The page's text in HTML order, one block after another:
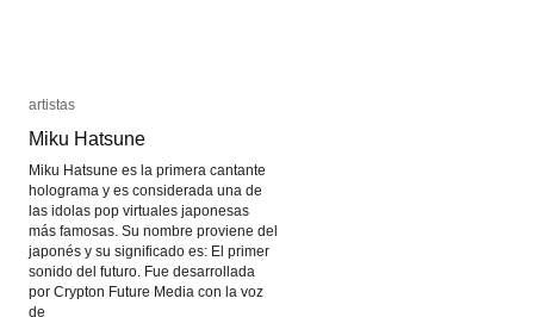
artistas
Miku Hatsune
Miku Hatsune es la primera cantante
holograma y es considerada una de
las idolas pop virtuales japonesas
más famosas. Su nombre proviene del
japonés y su significado es: El primer
sonido del futuro. Fue desarrollada
por Crypton Future Media con la voz
de
artistas
Miku Hatsune